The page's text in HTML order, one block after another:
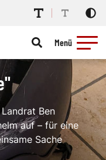
Menü
Ben
auf – für eine
Sache